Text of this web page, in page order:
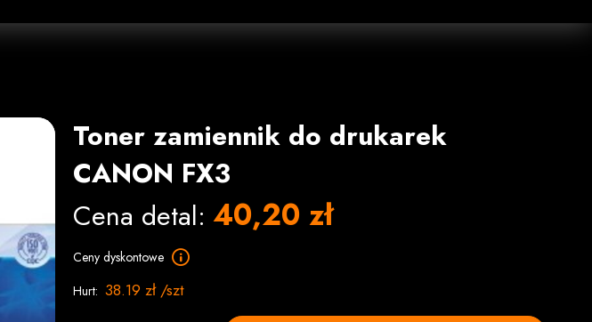
Toner zamiennik do drukarek
CANON FX3
Cena detal: 40,20 zł
Ceny dyskontowe
Hurt: 38.19 zł /szt